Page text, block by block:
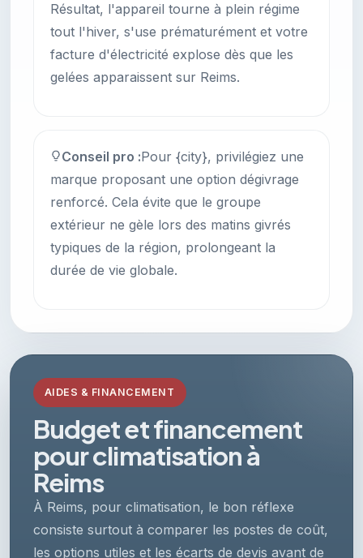
Résultat, l'appareil tourne à plein régime
tout l'hiver, s'use prématurément et votre
facture d'électricité explose dès que les
gelées apparaissent sur Reims.
Conseil pro :Pour {city}, privilégiez une
marque proposant une option dégivrage
renforcé. Cela évite que le groupe
extérieur ne gèle lors des matins givrés
typiques de la région, prolongeant la
durée de vie globale.
AIDES & FINANCEMENT
Budget et financement
pour climatisation à
Reims
À Reims, pour climatisation, le bon réflexe
consiste surtout à comparer les postes de coût,
les options utiles et les écarts de devis avant de